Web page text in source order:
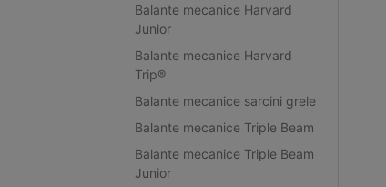
Balante mecanice Harvard
Junior
Balante mecanice Harvard
Trip®
Balante mecanice sarcini grele
Balante mecanice Triple Beam
Balante mecanice Triple Beam
Junior